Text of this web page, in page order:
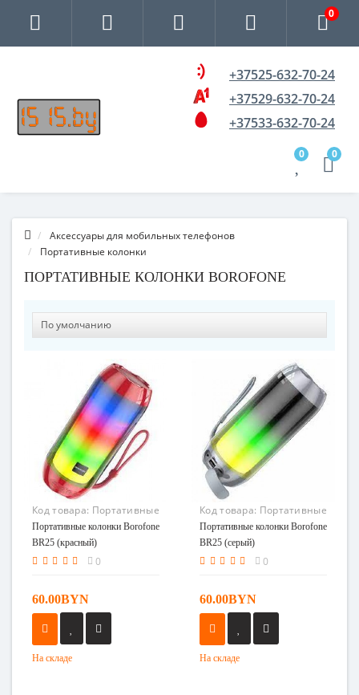
0
+37525-632-70-24
+37529-632-70-24
+37533-632-70-24
0 0
Аксессуары для мобильных телефонов
Портативные колонки
ПОРТАТИВНЫЕ КОЛОНКИ BOROFONE
Код товара: Портативные
колонки Borofone BR25
(красный)
Портативные колонки Borofone
BR25 (красный)
0
60.00BYN
На складе
Код товара: Портативные
колонки Borofone BR25
(серый)
Портативные колонки Borofone
BR25 (серый)
0
60.00BYN
На складе